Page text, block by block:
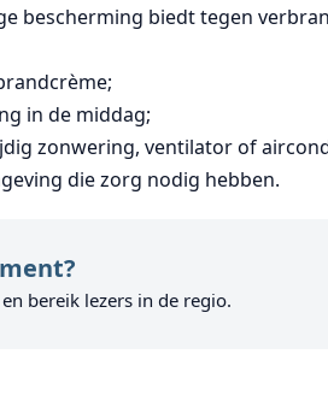
bescherming biedt tegen
in de middag;
zonwering, ventilator of
die zorg nodig hebben.
bereik lezers in de regio.